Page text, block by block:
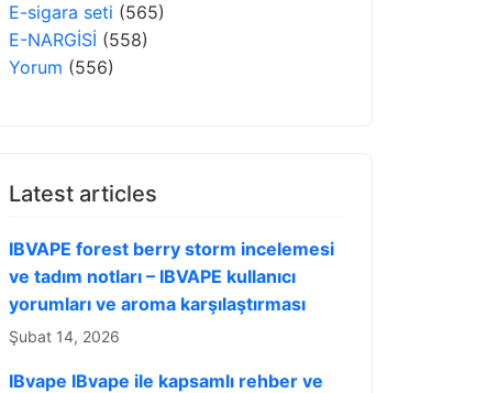
E-sigara seti (565)
E-NARGİSİ (558)
Yorum (556)
Latest articles
IBVAPE forest berry storm incelemesi
ve tadım notları – IBVAPE kullanıcı
yorumları ve aroma karşılaştırması
Şubat 14, 2026
IBvape IBvape ile kapsamlı rehber ve